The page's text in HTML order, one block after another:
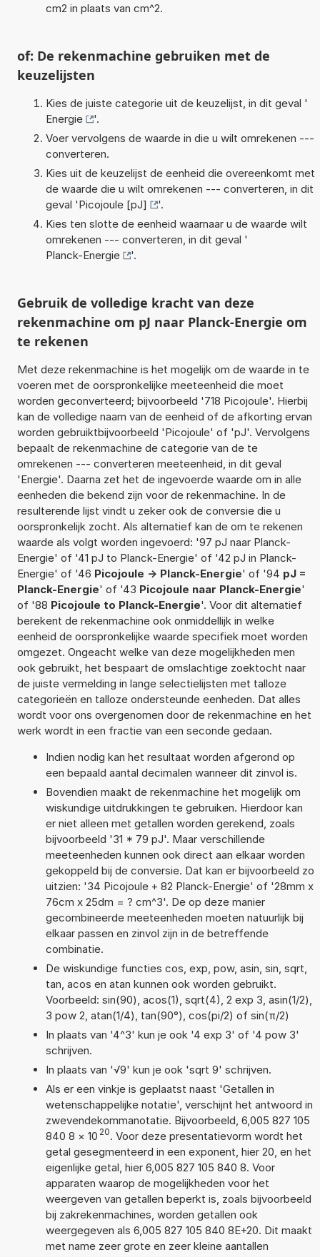
cm2 in plaats van cm^2.
of: De rekenmachine gebruiken met de
keuzelijsten
Kies de juiste categorie uit de keuzelijst, in dit geval '
Energie
'.
Voer vervolgens de waarde in die u wilt omrekenen ---
converteren.
Kies uit de keuzelijst de eenheid die overeenkomt met
de waarde die u wilt omrekenen --- converteren, in dit
geval 'Picojoule [pJ]
'.
Kies ten slotte de eenheid waarnaar u de waarde wilt
omrekenen --- converteren, in dit geval '
Planck-Energie
'.
Gebruik de volledige kracht van deze
rekenmachine om pJ naar Planck-Energie om
te rekenen
Met deze rekenmachine is het mogelijk om de waarde in te
voeren met de oorspronkelijke meeteenheid die moet
worden geconverteerd; bijvoorbeeld '718 Picojoule'. Hierbij
kan de volledige naam van de eenheid of de afkorting ervan
worden gebruiktbijvoorbeeld 'Picojoule' of 'pJ'. Vervolgens
bepaalt de rekenmachine de categorie van de te
omrekenen --- converteren meeteenheid, in dit geval
'Energie'. Daarna zet het de ingevoerde waarde om in alle
eenheden die bekend zijn voor de rekenmachine. In de
resulterende lijst vindt u zeker ook de conversie die u
oorspronkelijk zocht. Als alternatief kan de om te rekenen
waarde als volgt worden ingevoerd: '97 pJ naar Planck-
Energie' of '41 pJ to Planck-Energie' of '42 pJ in Planck-
Energie' of '46 Picojoule -> Planck-Energie' of '94 pJ =
Planck-Energie' of '43 Picojoule naar Planck-Energie'
of '88 Picojoule to Planck-Energie'. Voor dit alternatief
berekent de rekenmachine ook onmiddellijk in welke
eenheid de oorspronkelijke waarde specifiek moet worden
omgezet. Ongeacht welke van deze mogelijkheden men
ook gebruikt, het bespaart de omslachtige zoektocht naar
de juiste vermelding in lange selectielijsten met talloze
categorieën en talloze ondersteunde eenheden. Dat alles
wordt voor ons overgenomen door de rekenmachine en het
werk wordt in een fractie van een seconde gedaan.
Indien nodig kan het resultaat worden afgerond op
een bepaald aantal decimalen wanneer dit zinvol is.
Bovendien maakt de rekenmachine het mogelijk om
wiskundige uitdrukkingen te gebruiken. Hierdoor kan
er niet alleen met getallen worden gerekend, zoals
bijvoorbeeld '31 * 79 pJ'. Maar verschillende
meeteenheden kunnen ook direct aan elkaar worden
gekoppeld bij de conversie. Dat kan er bijvoorbeeld zo
uitzien: '34 Picojoule + 82 Planck-Energie' of '28mm x
76cm x 25dm = ? cm^3'. De op deze manier
gecombineerde meeteenheden moeten natuurlijk bij
elkaar passen en zinvol zijn in de betreffende
combinatie.
De wiskundige functies cos, exp, pow, asin, sin, sqrt,
tan, acos en atan kunnen ook worden gebruikt.
Voorbeeld: sin(90), acos(1), sqrt(4), 2 exp 3, asin(1/2),
3 pow 2, atan(1/4), tan(90°), cos(pi/2) of sin(π/2)
In plaats van '4^3' kun je ook '4 exp 3' of '4 pow 3'
schrijven.
In plaats van '√9' kun je ook 'sqrt 9' schrijven.
Als er een vinkje is geplaatst naast 'Getallen in
wetenschappelijke notatie', verschijnt het antwoord in
zwevendekommanotatie. Bijvoorbeeld, 6,005 827 105
840 8 × 10 20. Voor deze presentatievorm wordt het
getal gesegmenteerd in een exponent, hier 20, en het
eigenlijke getal, hier 6,005 827 105 840 8. Voor
apparaten waarop de mogelijkheden voor het
weergeven van getallen beperkt is, zoals bijvoorbeeld
bij zakrekenmachines, worden getallen ook
weergegeven als 6,005 827 105 840 8E+20. Dit maakt
met name zeer grote en zeer kleine aantallen